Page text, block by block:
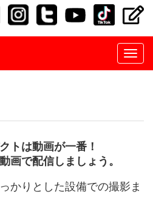
トは動画が一番！
画で配信しましょう。
かりとした設備での撮影ま